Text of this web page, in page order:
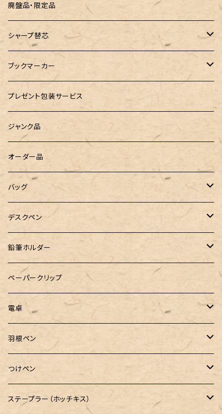
ROMEO（ロメオ）
こぶた工房
島田小割製材所
Ystudio（ワイスタジオ）
LOGステーショナリー
WATERMAN（ウォーターマン）
工房sokoharo（そこはろ）
跳び箱小物入れ
バランスゲーム（3種の木のおもちゃ）
どんぐりころころ（木のおもちゃ）
ラジオメーター
Tempo Drop（テンポドロップ）
グラスマーカー
バッグハンガー
廃盤品・限定品
シャープ替芯
ぺんてる
廃盤品 Ain シュタイン 0.3
廃盤品 Ain シュタイン 0.2
ブックマーカー
ペーパーペン by if
プレゼント包装サービス
ジャンク品
オーダー品
バッグ
&Liebe(アンドリーベ)
デスクペン
24季 スタビライズドウッド
鉛筆ホルダー
LOGステーショナリー
ペーパークリップ
電卓
CASIO（カシオ）
羽根ペン
ボルトレッティ
ルビナート
つけペン
ボルトレッティ
ステープラー（ホッチキス）